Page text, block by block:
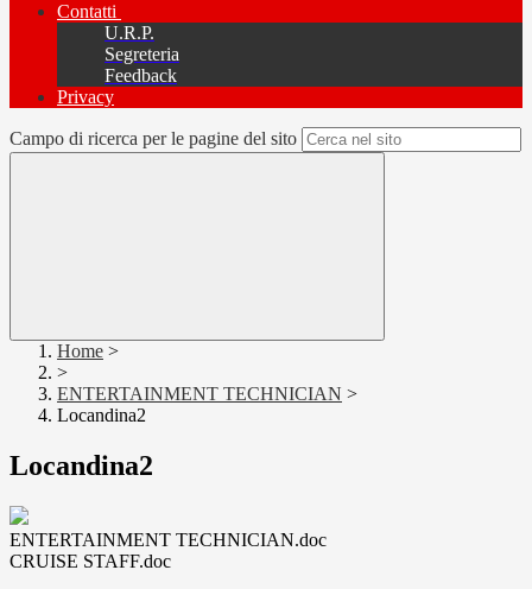
Contatti
U.R.P.
Segreteria
Feedback
Privacy
Campo di ricerca per le pagine del sito
Home >
>
ENTERTAINMENT TECHNICIAN >
Locandina2
Locandina2
ENTERTAINMENT TECHNICIAN.doc
CRUISE STAFF.doc